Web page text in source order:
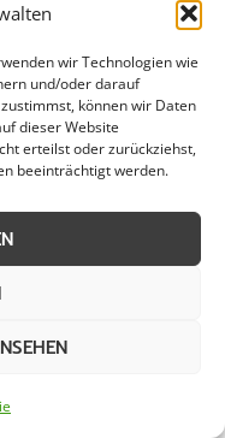
wir Technologien wie
und/oder darauf
können wir Daten
dieser Website
erteilst oder zurückziehst,
beeinträchtigt werden.
für
ein
Haushalte
sorgen dafür,